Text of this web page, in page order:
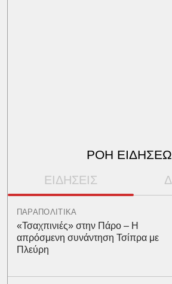
ΡΟΗ
ΕΙΔΗΣΕΙΣ
ΠΑΡΑΠΟΛΙΤΙΚΑ
«Τσαχπινιές» στην Πάρο – Η
απρόσμενη συνάντηση Τσίπρα με
Πλεύρη